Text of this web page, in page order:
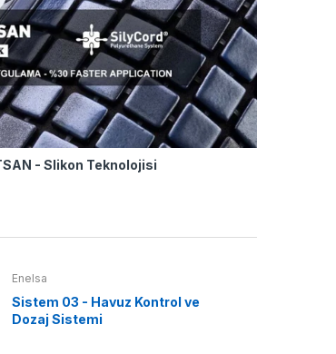
- Slikon Teknolojisi
Enelsa
Sistem 03 - Havuz Kontrol ve
Dozaj Sistemi